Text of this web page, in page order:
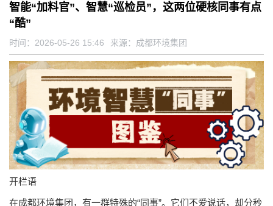
智能“加料官”、智慧“巡检员”，这两位硬核同事有点
“酷”
时间：2026-05-26 15:46 来源： 成都环境集团
开栏语
在成都环境集团，有一群特殊的“同事”。它们不爱说话，却分秒